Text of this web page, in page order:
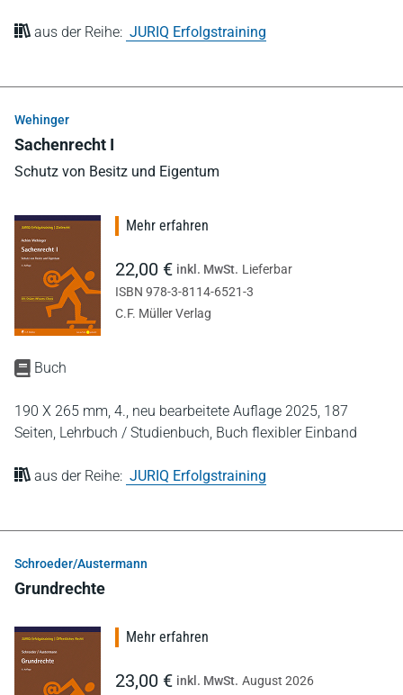
aus der Reihe: JURIQ Erfolgstraining
Wehinger
Sachenrecht I
Schutz von Besitz und Eigentum
Buch
190 X 265 mm, 4., neu bearbeitete Auflage 2025, 187
Seiten, Lehrbuch / Studienbuch, Buch flexibler Einband
aus der Reihe: JURIQ Erfolgstraining
Mehr erfahren
22,00 € inkl. MwSt. Lieferbar
ISBN 978-3-8114-6521-3
C.F. Müller Verlag
Schroeder/Austermann
Grundrechte
Mehr erfahren
23,00 € inkl. MwSt. August 2026